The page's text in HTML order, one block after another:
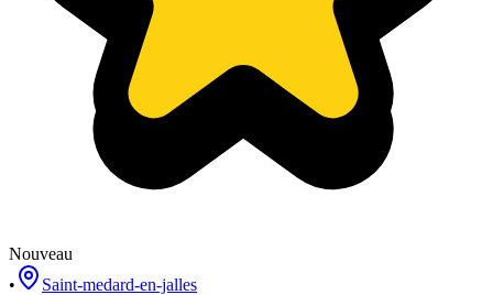
Nouveau
•
Saint-medard-en-jalles